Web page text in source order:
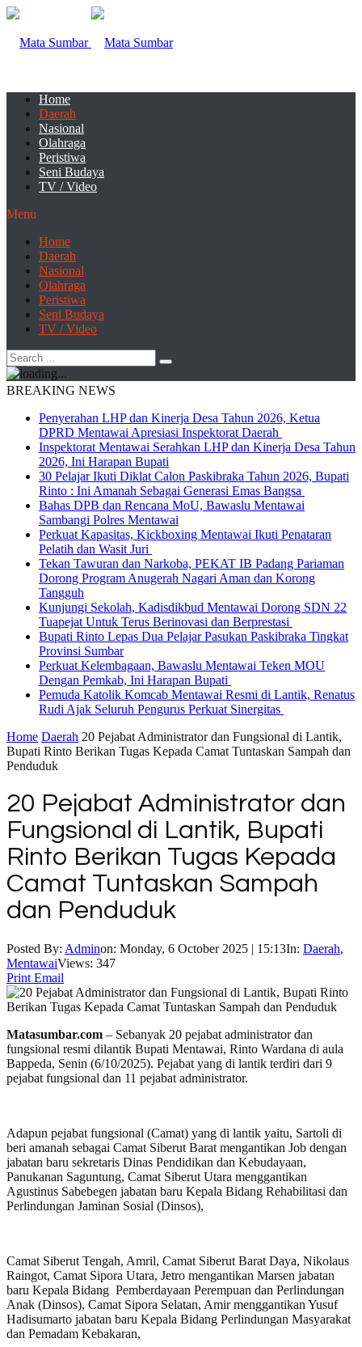
Home
Daerah
Nasional
Olahraga
Peristiwa
Seni Budaya
TV / Video
Menu
Home
Daerah
Nasional
Olahraga
Peristiwa
Seni Budaya
TV / Video
BREAKING NEWS
Penyerahan LHP dan Kinerja Desa Tahun 2026, Ketua
DPRD Mentawai Apresiasi Inspektorat Daerah
Inspektorat Mentawai Serahkan LHP dan Kinerja Desa Tahun
2026, Ini Harapan Bupati
30 Pelajar Ikuti Diklat Calon Paskibraka Tahun 2026, Bupati
Rinto : Ini Amanah Sebagai Generasi Emas Bangsa
Bahas DPB dan Rencana MoU, Bawaslu Mentawai
Sambangi Polres Mentawai
Perkuat Kapasitas, Kickboxing Mentawai Ikuti Penataran
Pelatih dan Wasit Juri
Tekan Tawuran dan Narkoba, PEKAT IB Padang Pariaman
Dorong Program Anugerah Nagari Aman dan Korong
Tangguh
Kunjungi Sekolah, Kadisdikbud Mentawai Dorong SDN 22
Tuapejat Untuk Terus Berinovasi dan Berprestasi
Bupati Rinto Lepas Dua Pelajar Pasukan Paskibraka Tingkat
Provinsi Sumbar
Perkuat Kelembagaan, Bawaslu Mentawai Teken MOU
Dengan Pemkab, Ini Harapan Bupati
Pemuda Katolik Komcab Mentawai Resmi di Lantik, Renatus
Rudi Ajak Seluruh Pengurus Perkuat Sinergitas
Home Daerah 20 Pejabat Administrator dan Fungsional di Lantik,
Bupati Rinto Berikan Tugas Kepada Camat Tuntaskan Sampah dan
Penduduk
20 Pejabat Administrator dan
Fungsional di Lantik, Bupati
Rinto Berikan Tugas Kepada
Camat Tuntaskan Sampah
dan Penduduk
Posted By: Adminon: Monday, 6 October 2025 | 15:13In: Daerah,
MentawaiViews: 347
Print Email
Matasumbar.com – Sebanyak 20 pejabat administrator dan
fungsional resmi dilantik Bupati Mentawai, Rinto Wardana di aula
Bappeda, Senin (6/10/2025). Pejabat yang di lantik terdiri dari 9
pejabat fungsional dan 11 pejabat administrator.
Adapun pejabat fungsional (Camat) yang di lantik yaitu, Sartoli di
beri amanah sebagai Camat Siberut Barat mengantikan Job dengan
jabatan baru sekretaris Dinas Pendidikan dan Kebudayaan,
Panukanan Saguntung, Camat Siberut Utara menggantikan
Agustinus Sabebegen jabatan baru Kepala Bidang Rehabilitasi dan
Perlindungan Jaminan Sosial (Dinsos),
Camat Siberut Tengah, Amril, Camat Siberut Barat Daya, Nikolaus
Raingot, Camat Sipora Utara, Jetro mengantikan Marsen jabatan
baru Kepala Bidang Pemberdayaan Perempuan dan Perlindungan
Anak (Dinsos), Camat Sipora Selatan, Amir menggantikan Yusuf
Hadisumarto jabatan baru Kepala Bidang Perlindungan Masyarakat
dan Pemadam Kebakaran,